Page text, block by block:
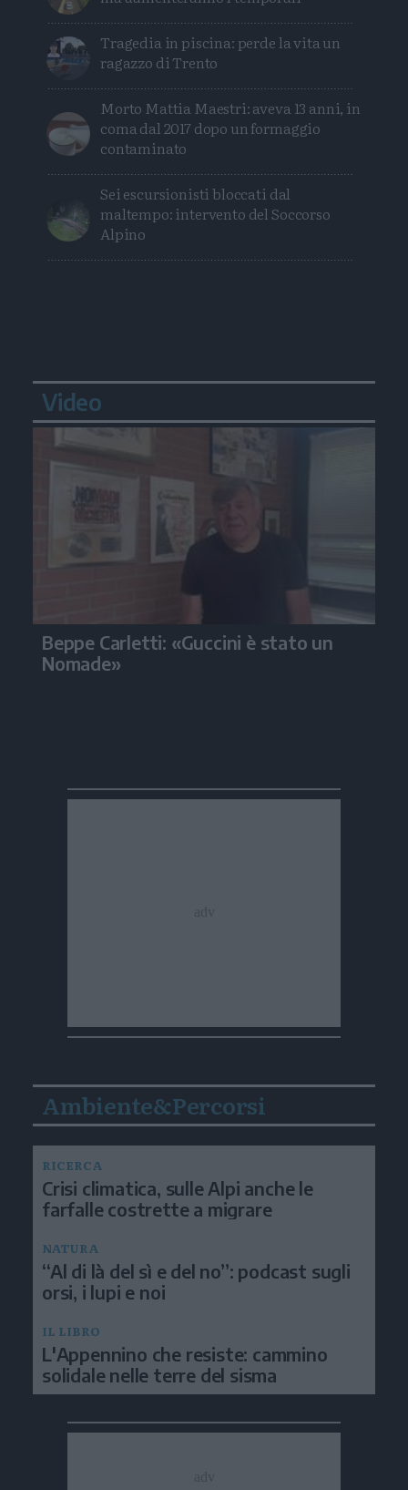
Tragedia in piscina: perde la vita un
ragazzo di Trento
Morto Mattia Maestri: aveva 13 anni, in
coma dal 2017 dopo un formaggio
contaminato
Sei escursionisti bloccati dal
maltempo: intervento del Soccorso
Alpino
Video
Beppe Carletti: «Guccini è stato un
Nomade»
Ambiente&Percorsi
RICERCA
Crisi climatica, sulle Alpi anche le
farfalle costrette a migrare
NATURA
“Al di là del sì e del no”: podcast sugli
orsi, i lupi e noi
IL LIBRO
L'Appennino che resiste: cammino
solidale nelle terre del sisma